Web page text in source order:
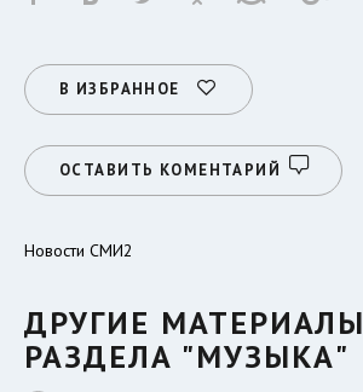
В ИЗБРАННОЕ
ОСТАВИТЬ КОМЕНТАРИЙ
Новости СМИ2
ДРУГИЕ МАТЕРИАЛЫ
РАЗДЕЛА "МУЗЫКА"